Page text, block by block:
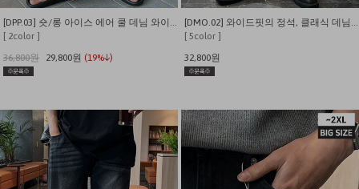
[ 2color ]
36,800원
29,800원 (19%↓)
[ 5color ]
32,800원